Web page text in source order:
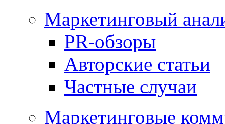
Маркетинговый
PR-обзоры
Авторские статьи
Частные случаи
Маркетинговые